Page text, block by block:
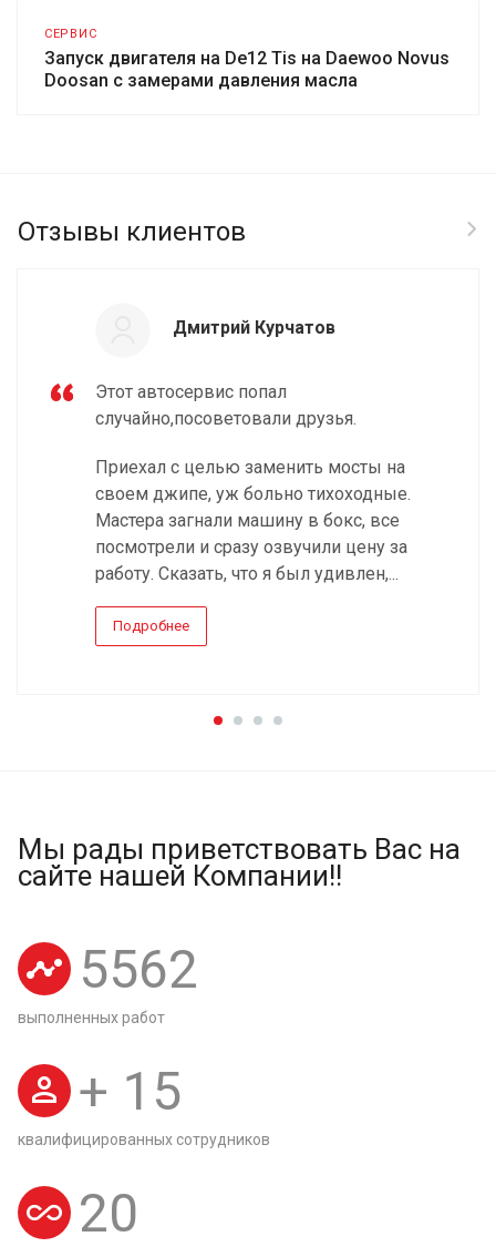
СЕРВИС
Запуск двигателя на De12 Tis на Daewoo Novus
Doosan с замерами давления масла
Отзывы клиентов
Дмитрий Курчатов
Этот автосервис попал
случайно,посоветовали друзья.
Приехал с целью заменить мосты на
своем джипе, уж больно тихоходные.
Мастера загнали машину в бокс, все
посмотрели и сразу озвучили цену за
работу. Сказать, что я был удивлен,...
Подробнее
Мы рады приветствовать Вас на
сайте нашей Компании!!
5562
выполненных работ
+ 15
квалифицированных сотрудников
20